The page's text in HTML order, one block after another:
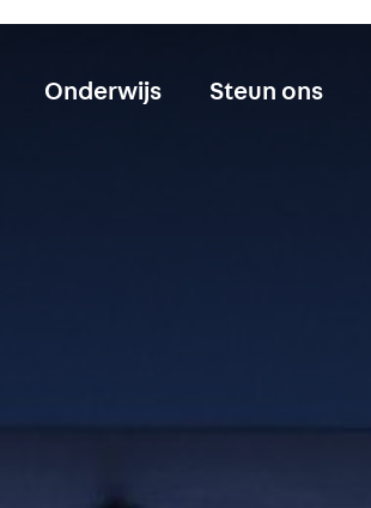
Onderwijs Steun ons